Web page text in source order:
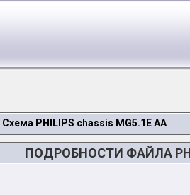
Схема PHILIPS chassis MG5.1E AA
ПОДРОБНОСТИ ФАЙЛА